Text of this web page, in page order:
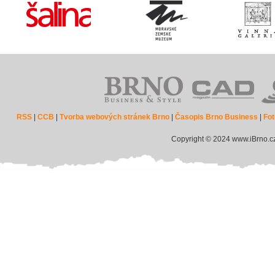
RSS |CCB |Tvorba webových stránek Brno |Časopis Brno Business
Copyright © 2024